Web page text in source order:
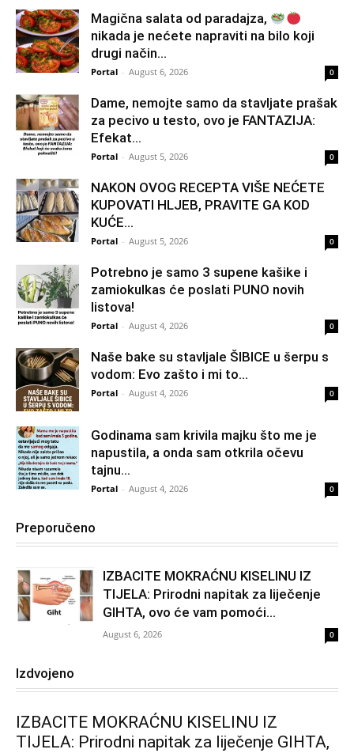
Magična salata od paradajza,
nikada je nećete napraviti na bilo koji
drugi način…
Portal - August 6, 2026 0
Dame, nemojte samo da stavljate prašak
za pecivo u testo, ovo je FANTAZIJA:
Efekat...
Portal - August 5, 2026 0
NAKON OVOG RECEPTA VIŠE NEĆETE
KUPOVATI HLJEB, PRAVITE GA KOD
KUĆE…
Portal - August 5, 2026 0
Potrebno je samo 3 supene kašike i
zamiokulkas će poslati PUNO novih
listova!
Portal - August 4, 2026 0
Naše bake su stavljale ŠIBICE u šerpu s
vodom: Evo zašto i mi to...
Portal - August 4, 2026 0
Godinama sam krivila majku što me je
napustila, a onda sam otkrila očevu
tajnu...
Portal - August 4, 2026 0
Preporučeno
IZBACITE MOKRAĆNU KISELINU IZ
TIJELA: Prirodni napitak za liječenje
GIHTA, ovo će vam pomoći...
August 6, 2026 0
Izdvojeno
IZBACITE MOKRAĆNU KISELINU IZ
TIJELA: Prirodni napitak za liječenje GIHTA,